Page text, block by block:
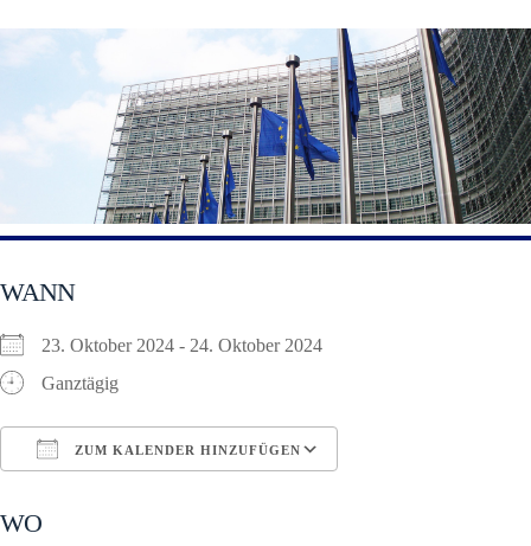
WANN
23. Oktober 2024 - 24. Oktober 2024
Ganztägig
ZUM KALENDER HINZUFÜGEN
WO